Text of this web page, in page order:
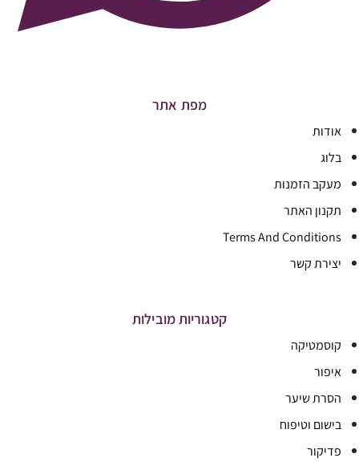
מפת אתר
אודות
בלוג
מעקב הזמנות
תקנון האתר
Terms And Conditions
יצירת קשר
קטגוריות מובילות
קוסמטיקה
איפור
הסרת שיער
בישום וטיפוח
פדיקור